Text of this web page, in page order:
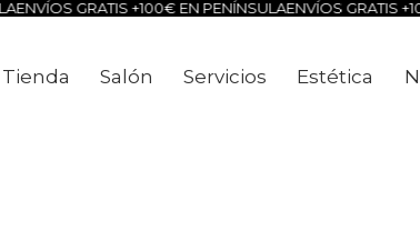
GRATIS +100€ EN PENÍNSULAENVÍOS GRATIS +100€ EN
Tienda Salón Servicios Estética